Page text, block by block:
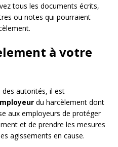
tous les documents écrits,
ou notes qui pourraient
à votre
autorités, il est
du harcèlement dont
aux employeurs de protéger
et de prendre les mesures
agissements en cause.